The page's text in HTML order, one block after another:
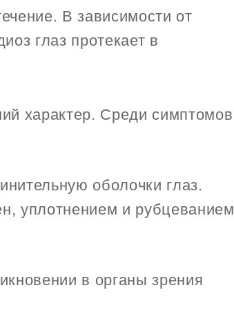
В зависимости от
глаз протекает в
характер. Среди симптомов
оболочки глаз.
уплотнением и рубцеванием
в органы зрения